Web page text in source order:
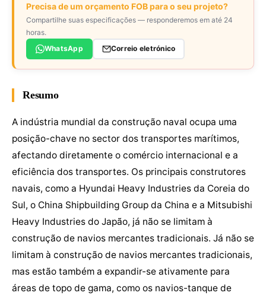
Precisa de um orçamento FOB para o seu projeto?
Compartilhe suas especificações — responderemos em até 24
horas.
WhatsApp
Correio eletrónico
Resumo
A indústria mundial da construção naval ocupa uma
posição-chave no sector dos transportes marítimos,
afectando diretamente o comércio internacional e a
eficiência dos transportes. Os principais construtores
navais, como a Hyundai Heavy Industries da Coreia do
Sul, o China Shipbuilding Group da China e a Mitsubishi
Heavy Industries do Japão, já não se limitam à
construção de navios mercantes tradicionais. Já não se
limitam à construção de navios mercantes tradicionais,
mas estão também a expandir-se ativamente para
áreas de topo de gama, como os navios-tanque de